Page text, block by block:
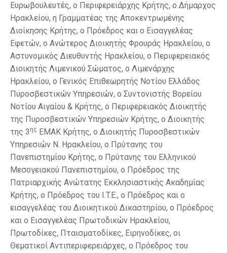
Ευρωβουλευτές, ο Περιφερειάρχης Κρήτης, ο Δήμαρχος
Ηρακλείου, η Γραμματέας της Αποκεντρωμένης
Διοίκησης Κρήτης, ο Πρόεδρος και ο Εισαγγελέας
Εφετών, ο Ανώτερος Διοικητής Φρουράς Ηρακλείου, ο
Αστυνομικός Διευθυντής Ηρακλείου, ο Περιφερειακός
Διοικητής Λιμενικού Σώματος, ο Λιμενάρχης
Ηρακλείου, ο Γενικός Επιθεωρητής Νοτίου Ελλάδος
Πυροσβεστικών Υπηρεσιών, ο Συντονιστής Βορείου
Νοτίου Αιγαίου & Κρήτης, ο Περιφερειακός Διοικητής
της Πυροσβεστικών Υπηρεσιών Κρήτης, ο Διοικητής
της 3 ης ΕΜΑΚ Κρήτης, ο Διοικητής Πυροσβεστικών
Υπηρεσιών Ν. Ηρακλείου, ο Πρύτανης του
Πανεπιστημίου Κρήτης, ο Πρύτανης του Ελληνικού
Μεσογειακού Πανεπιστημίου, ο Πρόεδρος της
Πατριαρχικής Ανώτατης Εκκλησιαστικής Ακαδημίας
Κρήτης, o Πρόεδρος του I.T.E., ο Πρόεδρος και ο
εισαγγελέας του Διοικητικού Δικαστηρίου, ο Πρόεδρος
και ο Εισαγγελέας Πρωτοδικών Ηρακλείου,
Πρωτοδίκες, Πταισματοδίκες, Ειρηνοδίκες, οι
Θεματικοί Αντιπεριφερειάρχες, ο Πρόεδρος του